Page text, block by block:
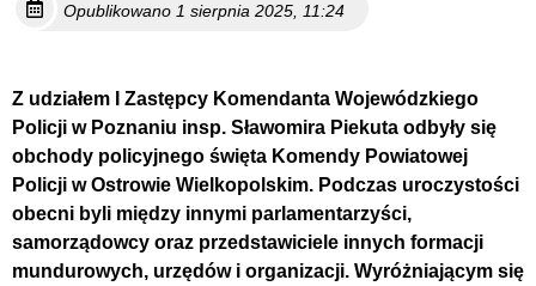
Opublikowano 1 sierpnia 2025, 11:24
Z udziałem I Zastępcy Komendanta Wojewódzkiego
Policji w Poznaniu insp. Sławomira Piekuta odbyły się
obchody policyjnego święta Komendy Powiatowej
Policji w Ostrowie Wielkopolskim. Podczas uroczystości
obecni byli między innymi parlamentarzyści,
samorządowcy oraz przedstawiciele innych formacji
mundurowych, urzędów i organizacji. Wyróżniającym się